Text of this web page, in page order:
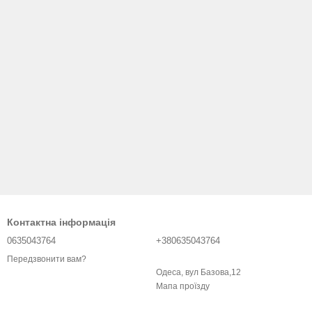
Контактна інформація
0635043764
Передзвонити вам?
+380635043764
Одеса, вул Базова,12
Мапа проїзду